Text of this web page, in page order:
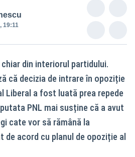
19:11
din interiorul partidului.
că decizia de intrare în opoziție
Liberal a fost luată prea repede
PNL mai susține că a avut
cate vor să rămână la
de acord cu planul de opoziție al